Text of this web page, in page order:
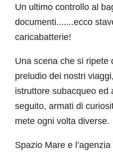
Un ultimo controllo al
documenti.......ecco
caricabatterie!
Una scena che si ripete
preludio dei nostri
istruttore subacqueo ed
seguito, armati di
mete ogni volta diverse.
Spazio Mare e